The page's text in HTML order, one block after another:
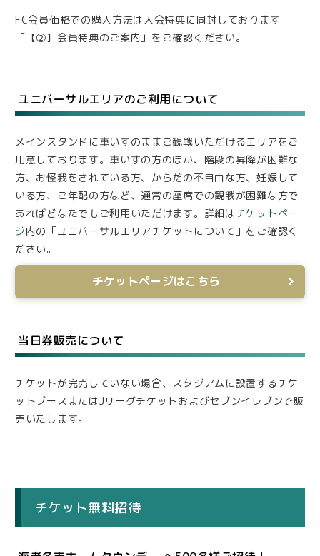
FC会員価格での購入方法は入会特典に同封しております
「【②】会員特典のご案内」をご確認ください。
ユニバーサルエリアのご利用について
メインスタンドに車いすのままご観戦いただけるエリアをご
用意しております。車いすの方のほか、階段の昇降が困難な
方、お怪我をされている方、からだの不自由な方、妊娠して
いる方、ご年配の方など、通常の座席での観戦が困難な方で
あればどなたでもご利用いただけます。詳細はチケットペー
ジ内の「ユニバーサルエリアチケットについて」をご確認く
ださい。
チケットページはこちら
当日券販売について
チケットが完売していない場合、スタジアムに設置するチケ
ットブースまたはJリーグチケットおよびセブンイレブンで販
売いたします。
チケット無料招待